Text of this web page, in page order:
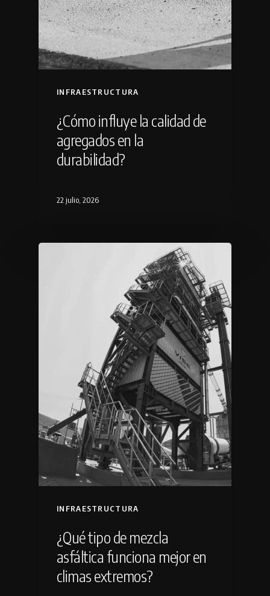
INFRAESTRUCTURA
¿Cómo influye la calidad de
agregados en la
durabilidad?
22 julio, 2026
INFRAESTRUCTURA
¿Qué tipo de mezcla
asfáltica funciona mejor en
climas extremos?